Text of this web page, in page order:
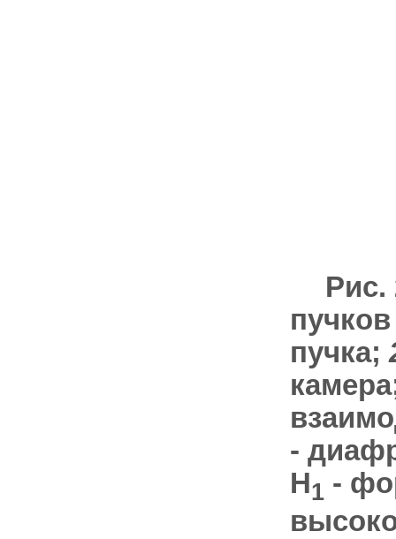
Рис.
пучка;
-
H1 -